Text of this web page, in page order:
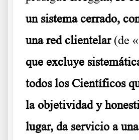
un sistema cerrado,
una red clientelar (de
que excluye
todos los Científicos
la objetividad y
lugar, da servicio a